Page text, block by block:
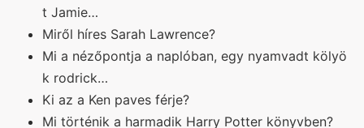
t Jamie…
Miről híres Sarah Lawrence?
Mi a nézőpontja a naplóban, egy nyamvadt kölyö
k rodrick…
Ki az a Ken paves férje?
Mi történik a harmadik Harry Potter könyvben?